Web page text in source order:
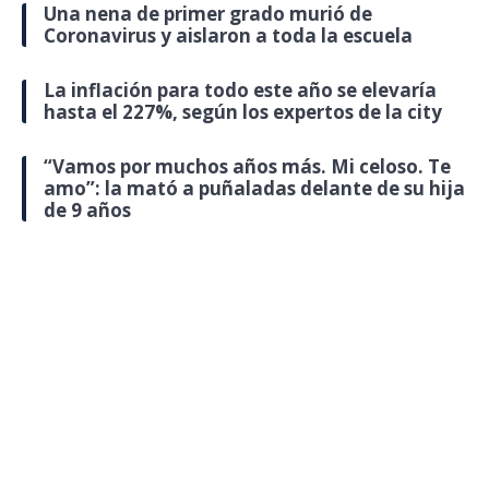
Una nena de primer grado murió de
Coronavirus y aislaron a toda la escuela
La inflación para todo este año se elevaría
hasta el 227%, según los expertos de la city
“Vamos por muchos años más. Mi celoso. Te
amo”: la mató a puñaladas delante de su hija
de 9 años